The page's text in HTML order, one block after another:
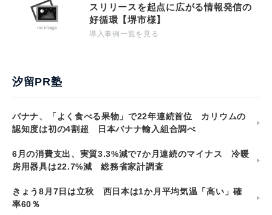
スリリースを起点に広がる情報発信の
好循環【堺市様】
導入事例一覧を見る
汐留PR塾
バナナ、「よく食べる果物」で22年連続首位 カリウムの
認知度は初の4割超 日本バナナ輸入組合調べ
6月の消費支出、実質3.3%減で7か月連続のマイナス 冷暖
房用器具は22.7%減 総務省家計調査
きょう8月7日は立秋 西日本は1か月平均気温「高い」確
率60％